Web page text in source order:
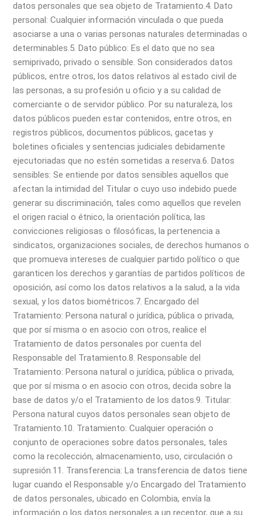
datos personales que sea objeto de Tratamiento.4. Dato
personal: Cualquier información vinculada o que pueda
asociarse a una o varias personas naturales determinadas o
determinables.5. Dato público: Es el dato que no sea
semiprivado, privado o sensible. Son considerados datos
públicos, entre otros, los datos relativos al estado civil de
las personas, a su profesión u oficio y a su calidad de
comerciante o de servidor público. Por su naturaleza, los
datos públicos pueden estar contenidos, entre otros, en
registros públicos, documentos públicos, gacetas y
boletines oficiales y sentencias judiciales debidamente
ejecutoriadas que no estén sometidas a reserva.6. Datos
sensibles: Se entiende por datos sensibles aquellos que
afectan la intimidad del Titular o cuyo uso indebido puede
generar su discriminación, tales como aquellos que revelen
el origen racial o étnico, la orientación política, las
convicciones religiosas o filosóficas, la pertenencia a
sindicatos, organizaciones sociales, de derechos humanos o
que promueva intereses de cualquier partido político o que
garanticen los derechos y garantías de partidos políticos de
oposición, así como los datos relativos a la salud, a la vida
sexual, y los datos biométricos.7. Encargado del
Tratamiento: Persona natural o jurídica, pública o privada,
que por sí misma o en asocio con otros, realice el
Tratamiento de datos personales por cuenta del
Responsable del Tratamiento.8. Responsable del
Tratamiento: Persona natural o jurídica, pública o privada,
que por sí misma o en asocio con otros, decida sobre la
base de datos y/o el Tratamiento de los datos.9. Titular:
Persona natural cuyos datos personales sean objeto de
Tratamiento.10. Tratamiento: Cualquier operación o
conjunto de operaciones sobre datos personales, tales
como la recolección, almacenamiento, uso, circulación o
supresión.11. Transferencia: La transferencia de datos tiene
lugar cuando el Responsable y/o Encargado del Tratamiento
de datos personales, ubicado en Colombia, envía la
información o los datos personales a un receptor, que a su